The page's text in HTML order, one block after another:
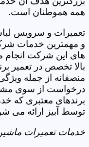
همه هموطنان است.
تعمیرات و سرویس
و مهمترین خدمات
های این شرکت
بالا تخصص در تعمیر
منصفانه از جمله
درخواست از سوی
برندهای معتبری که
توسط آبیز ارائه می
خدمات تعمیرات